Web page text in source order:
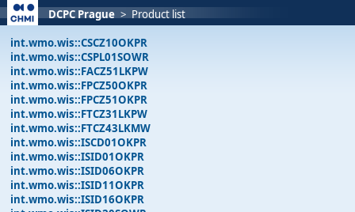
DCPC Prague > Product list
int.wmo.wis::CSCZ10OKPR
int.wmo.wis::CSPL01SOWR
int.wmo.wis::FACZ51LKPW
int.wmo.wis::FPCZ50OKPR
int.wmo.wis::FPCZ51OKPR
int.wmo.wis::FTCZ31LKPW
int.wmo.wis::FTCZ43LKMW
int.wmo.wis::ISCD01OKPR
int.wmo.wis::ISID01OKPR
int.wmo.wis::ISID06OKPR
int.wmo.wis::ISID11OKPR
int.wmo.wis::ISID16OKPR